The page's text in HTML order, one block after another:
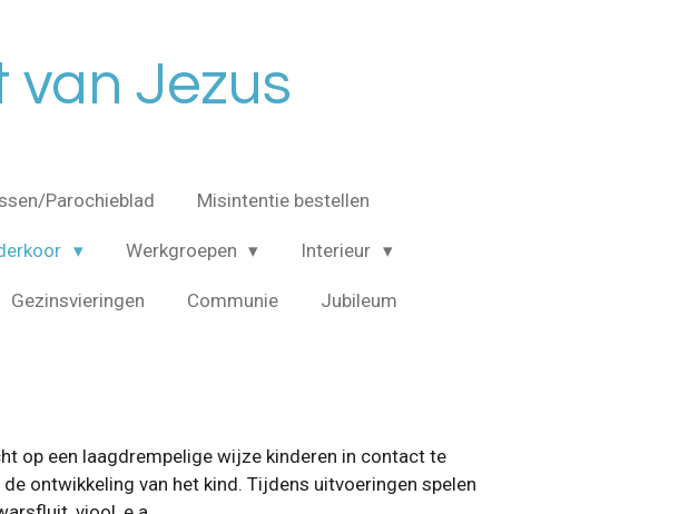
van Jezus
Parochieblad Misintentie bestellen
Werkgroepen Interieur
Gezinsvieringen Communie Jubileum
op een laagdrempelige wijze kinderen in contact te
ontwikkeling van het kind. Tijdens uitvoeringen spelen